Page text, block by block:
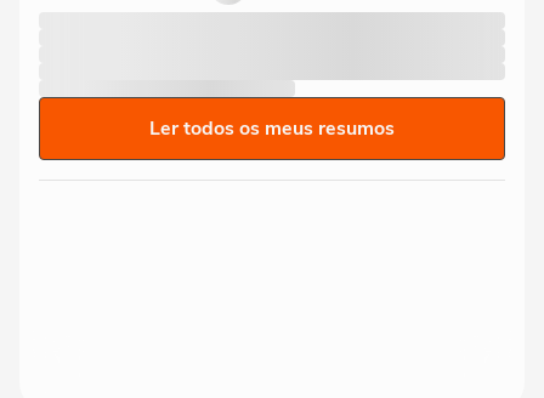
Ler todos os meus resumos